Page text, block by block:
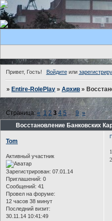
Привет, Гость! Войдитеили
»Entire-RolePlay »Архив »
Восстановление Банковских
Страница:« 1 2 3 4 5 … 9 »
Tom
Активный участник
Зарегистрирован: 07.01.14
Приглашений: 0
Сообщений: 41
Провел на форуме:
12 часов 38 минут
Последний визит:
30.11.14 10:41:49